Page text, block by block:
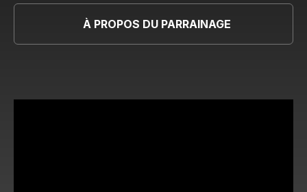
À PROPOS DU PARRAINAGE